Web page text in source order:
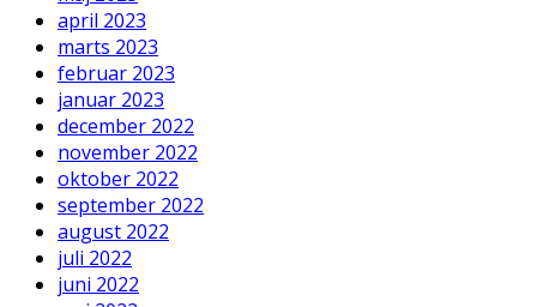
april 2023
marts 2023
februar 2023
januar 2023
december 2022
november 2022
oktober 2022
september 2022
august 2022
juli 2022
juni 2022